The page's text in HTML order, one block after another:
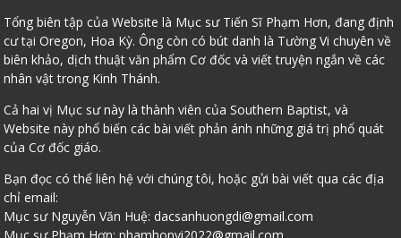
Tổng biên tập của Website là Mục sư Tiến Sĩ Phạm Hơn, đang định
cư tại Oregon, Hoa Kỳ. Ông còn có bút danh là Tường Vi chuyên về
biên khảo, dịch thuật văn phẩm Cơ đốc và viết truyện ngắn về các
nhân vật trong Kinh Thánh.
Cả hai vị Mục sư này là thành viên của Southern Baptist, và
Website này phổ biến các bài viết phản ánh những giá trị phổ quát
của Cơ đốc giáo.
Bạn đọc có thể liên hệ với chúng tôi, hoặc gửi bài viết qua các địa
chỉ email:
Mục sư Nguyễn Văn Huệ:dacsanhuongdi@gmail.com